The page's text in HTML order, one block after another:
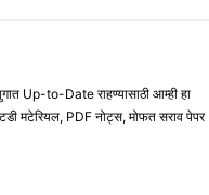
Up-to-Date राहण्यासाठी आम्ही हा
मटेरियल, PDF नोट्स, मोफत सराव पेपर